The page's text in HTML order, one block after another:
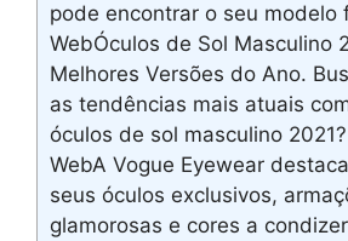
pode encontrar o seu modelo
WebÓculos de Sol Masculino
Melhores Versões do Ano.
as tendências mais atuais
óculos de sol masculino
WebA Vogue Eyewear
seus óculos exclusivos,
glamorosas e cores a